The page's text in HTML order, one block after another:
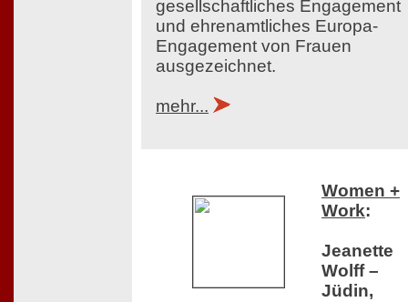
gesellschaftliches Engagement
und ehrenamtliches Europa-
Engagement von Frauen
ausgezeichnet.
mehr...
Women +
Work:
Jeanette
Wolff –
Jüdin,